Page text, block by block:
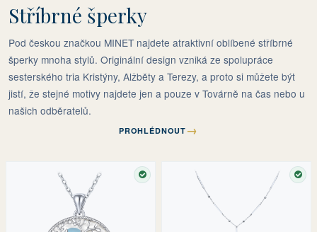
Stříbrné šperky
Pod českou značkou MINET najdete atraktivní oblíbené stříbrné
šperky mnoha stylů. Originální design vzniká ze spolupráce
sesterského tria Kristýny, Alžběty a Terezy, a proto si můžete být
jistí, že stejné motivy najdete jen a pouze v Továrně na čas nebo u
našich odběratelů.
PROHLÉDNOUT →
SKLADEM